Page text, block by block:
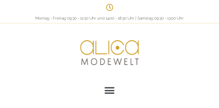
Montag - Freitag 09:30 - 12:30 Uhr und 14:00 - 18:30 Uhr | Samstag 09:30 - 13:00 Uhr